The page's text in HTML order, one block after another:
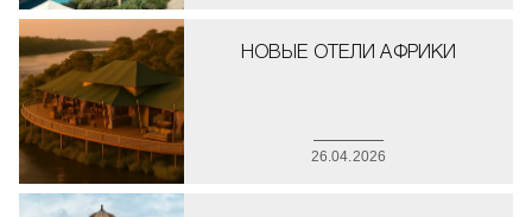
НОВЫЕ ОТЕЛИ АФРИКИ
26.04.2026